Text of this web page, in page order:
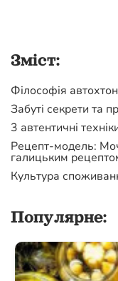
Зміст:
Філософія
Забуті секрети та
3 автентичні
Рецепт-модель:
галицьким
Культура
Популярне: